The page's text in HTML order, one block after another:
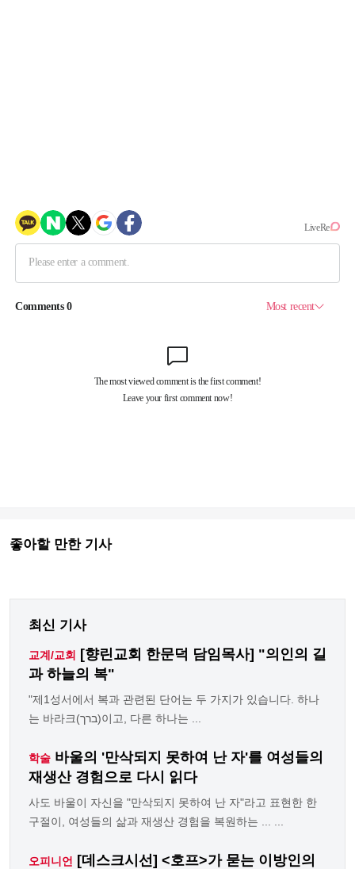
좋아할 만한 기사
최신 기사
교계/교회 [향린교회 한문덕 담임목사] "의인의 길
과 하늘의 복"
"제1성서에서 복과 관련된 단어는 두 가지가 있습니다. 하나
는 바라크(ברך)이고, 다른 하나는 ...
학술 바울의 '만삭되지 못하여 난 자'를 여성들의
재생산 경험으로 다시 읽다
사도 바울이 자신을 "만삭되지 못하여 난 자"라고 표현한 한
구절이, 여성들의 삶과 재생산 경험을 복원하는 ... ...
오피니언 [데스크시선] <호프>가 묻는 이방인의